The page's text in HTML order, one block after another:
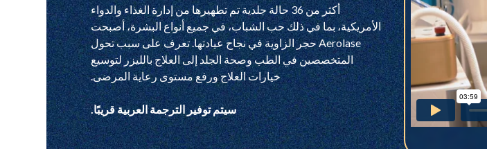
أكثر من 36 حالة جلدية تم تطهيرها من إدارة الغذاء والدواء
الأمريكية، بما في ذلك حب الشباب، في جميع أنواع البشرة، أصبحت
Aerolase حجر الزاوية في نجاح عيادتها. تعرف على سبب تحول
المتخصصين في الطب وصحة الجلد إلى العلاج بالليزر لتوسيع
خيارات العلاج ورفع مستوى رعاية المرضى.
سيتم توفير الترجمة العربية قريبًا.